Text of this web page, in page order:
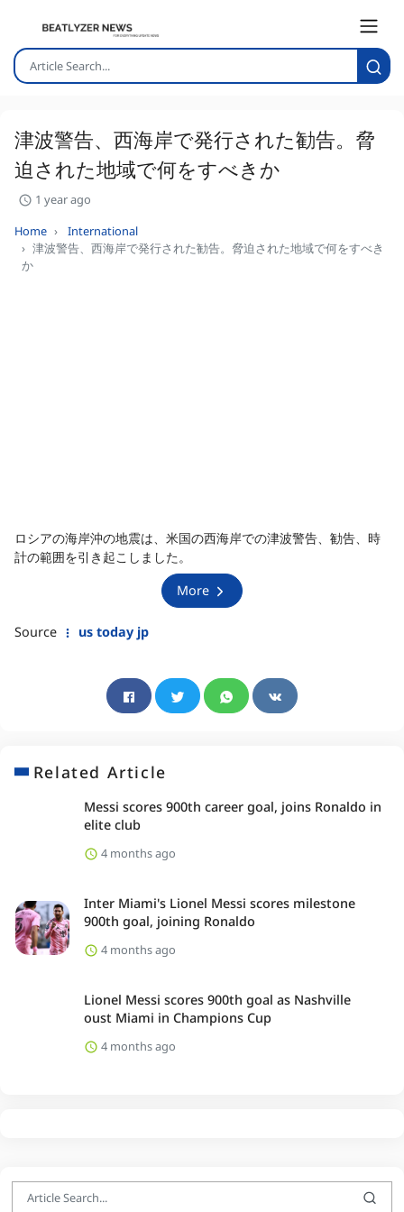
津波警告、西海岸で発行された勧告。脅
迫された地域で何をすべきか
1 year ago
Home
International
津波警告、西海岸で発行された勧告。脅迫された地域で何をすべき
か
ロシアの海岸沖の地震は、米国の西海岸での津波警告、勧告、時
計の範囲を引き起こしました。
More
Source us today jp
Related Article
Messi scores 900th career goal, joins Ronaldo in
elite club
4 months ago
Inter Miami's Lionel Messi scores milestone
900th goal, joining Ronaldo
4 months ago
Lionel Messi scores 900th goal as Nashville
oust Miami in Champions Cup
4 months ago